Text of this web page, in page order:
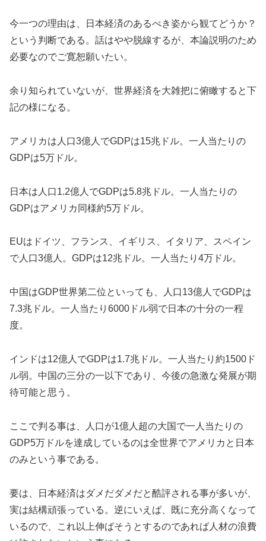
今一つの理由は、日本経済のあるべき姿から観てどうか？
という判断である。話はやや脱線するが、本論説明のため
必要なのでご寛恕願いたい。
余り知られていないが、世界経済を大雑把に俯瞰すると下
記の様になる。
アメリカは人口3億人でGDPは15兆ドル。一人当たりの
GDPは5万ドル。
日本は人口1.2億人でGDPは5.8兆ドル。一人当たりの
GDPはアメリカ同様約5万ドル。
EUはドイツ、フランス、イギリス、イタリア、スペイン
で人口3億人。GDPは12兆ドル。一人当たり4万ドル。
中国はGDP世界第二位といっても、人口13億人でGDPは
7.3兆ドル。一人当たり6000ドル弱で日本の十分の一程
度。
インドは12億人でGDPは1.7兆ドル。一人当たり約1500ド
ル弱。中国の三分の一以下であり、今後の急激な発展が期
待可能と思う。
ここで判る事は、人口が1億人超の大国で一人当たりの
GDP5万ドルを達成しているのは全世界でアメリカと日本
のみという事である。
要は、日本経済はダメだダメだと酷評される事が多いが、
実は結構頑張っている。逆にいえば、既に充分高くなって
いるので、これ以上伸ばそうとするのであれば人材の浪費